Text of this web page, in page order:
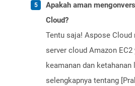
Apakah aman
Cloud?
Tentu saja! Aspose Cloud
server cloud Amazon
keamanan dan ketahanan
selengkapnya tentang